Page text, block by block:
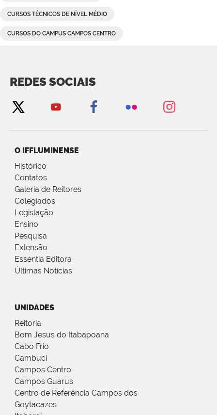
CURSOS TÉCNICOS DE NÍVEL MÉDIO
CURSOS DO CAMPUS CAMPOS CENTRO
REDES SOCIAIS
O IFFLUMINENSE
Histórico
Contatos
Galeria de Reitores
Colegiados
Legislação
Ensino
Pesquisa
Extensão
Essentia Editora
Últimas Notícias
UNIDADES
Reitoria
Bom Jesus do Itabapoana
Cabo Frio
Cambuci
Campos Centro
Campos Guarus
Centro de Referência Campos dos
Goytacazes